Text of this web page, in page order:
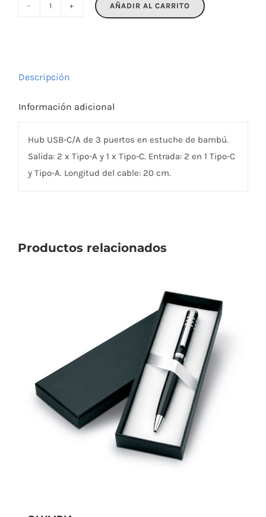
AÑADIR AL CARRITO
Descripción
Información adicional
Hub USB-C/A de 3 puertos en estuche de bambú.
Salida: 2 x Tipo-A y 1 x Tipo-C. Entrada: 2 en 1 Tipo-C
y Tipo-A. Longitud del cable: 20 cm.
Productos relacionados